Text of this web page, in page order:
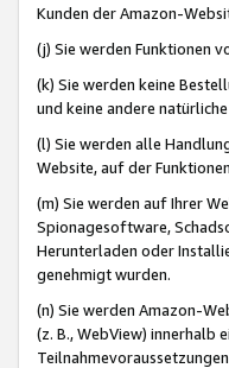
Kunden der Amazon-
(j) Sie werden Funktionen
(k) Sie werden keine
und keine andere
(l) Sie werden alle
Website, auf der
(m) Sie werden auf Ihrer
Spionagesoftware,
Herunterladen oder
genehmigt wurden.
(n) Sie werden Amazon-
(z. B., WebView) innerhalb